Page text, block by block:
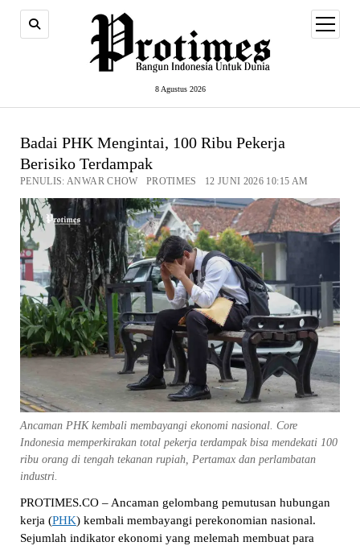
8 Agustus 2026
open
menu
Badai PHK Mengintai, 100 Ribu Pekerja
Berisiko Terdampak
PENULIS: ANWAR CHOW PROTIMES 12 JUNI 2026 10:15 AM
Ancaman PHK kembali membayangi ekonomi nasional. Core
Indonesia memperkirakan total pekerja terdampak bisa mendekati 100
ribu orang di tengah tekanan rupiah, Pertamax dan perlambatan
industri.
PROTIMES.CO – Ancaman gelombang pemutusan hubungan
kerja (PHK) kembali membayangi perekonomian nasional.
Sejumlah indikator ekonomi yang melemah membuat para